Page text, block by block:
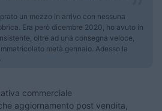
un mezzo in arrivo con nessuna
Era però dicembre 2020, ho avuto in
oltre ad una consegna veloce,
metà gennaio. Adesso la
commerciale
aggiornamento post vendita,